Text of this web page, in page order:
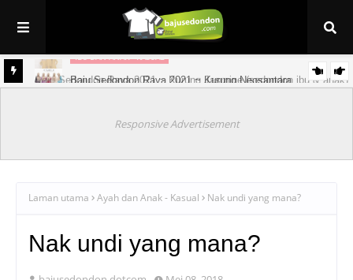
Baju Sedondon Raya 2021 ~ Kurung Jasmine (sedondon ibu & anak)
Responsive Advertisement
Laman utama Ayah dan Anak - Kasual Nak undi yang mana?
Nak undi yang mana?